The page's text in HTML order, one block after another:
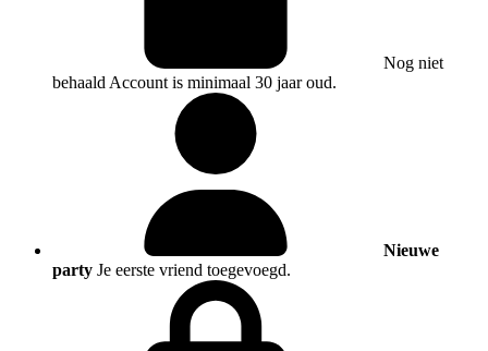
Nog niet
behaald Account is minimaal 30 jaar oud.
Nieuwe
party Je eerste vriend toegevoegd.